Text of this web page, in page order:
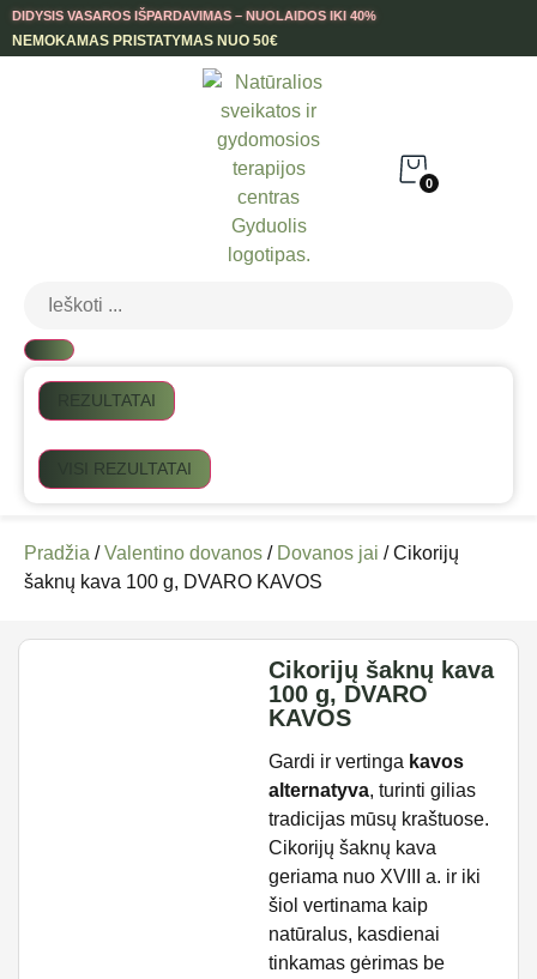
DIDYSIS VASAROS IŠPARDAVIMAS – NUOLAIDOS IKI 40%
NEMOKAMAS PRISTATYMAS NUO 50€
0
REZULTATAI
VISI REZULTATAI
Pradžia /Valentino dovanos / Dovanos jai / Cikorijų
šaknų kava 100 g, DVARO KAVOS
Cikorijų šaknų kava
100 g, DVARO
KAVOS
Gardi ir vertinga kavos
alternatyva, turinti gilias
tradicijas mūsų kraštuose.
Cikorijų šaknų kava
geriama nuo XVIII a. ir iki
šiol vertinama kaip
natūralus, kasdienai
tinkamas gėrimas be